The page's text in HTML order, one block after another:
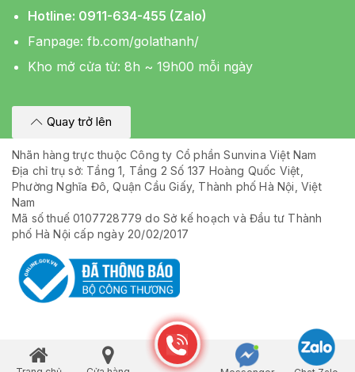
Hotline: 0911-634-455 (Zalo)
Fanpage: fb.com/golathanh/
Kho mở cửa từ: 8h ~ 19h00 mỗi ngày
Quay trở lên
Nhãn hàng trực thuộc Công ty Cổ phần Sunvina Việt Nam
Địa chỉ trụ sở: Tầng 1, Tầng 2 Số 137 Hoàng Quốc Việt,
Phường Nghĩa Đô, Quận Cầu Giấy, Thành phố Hà Nội, Việt
Nam
Mã số thuế 0107728779 do Sở kế hoạch và Đầu tư Thành
phố Hà Nội cấp ngày 20/02/2017